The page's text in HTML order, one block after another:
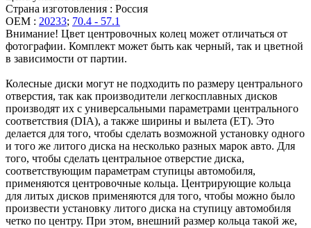
Страна изготовления : Россия
OEM : 20233; 70.4 - 57.1
Внимание! Цвет центровочных колец может отличаться от
фотографии. Комплект может быть как черный, так и цветной
в зависимости от партии.
Колесные диски могут не подходить по размеру центрального
отверстия, так как производители легкосплавных дисков
производят их с универсальными параметрами центрального
соответствия (DIA), а также ширины и вылета (ET). Это
делается для того, чтобы сделать возможной установку одного
и того же литого диска на несколько разных марок авто. Для
того, чтобы сделать центральное отверстие диска,
соответствующим параметрам ступицы автомобиля,
применяются центровочные кольца. Центрирующие кольца
для литых дисков применяются для того, чтобы можно было
произвести установку литого диска на ступицу автомобиля
четко по центру. При этом, внешний размер кольца такой же,